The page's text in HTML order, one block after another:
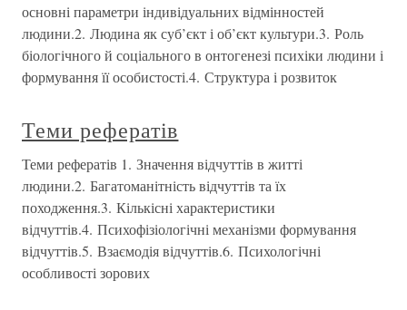
основні параметри індивідуальних відмінностей
людини.2. Людина як суб’єкт і об’єкт культури.3. Роль
біологічного й соціального в онтогенезі психіки людини і
формування її особистості.4. Структура і розвиток
Теми рефератів
Теми рефератів 1. Значення відчуттів в житті
людини.2. Багатоманітність відчуттів та їх
походження.3. Кількісні характеристики
відчуттів.4. Психофізіологічні механізми формування
відчуттів.5. Взаємодія відчуттів.6. Психологічні
особливості зорових